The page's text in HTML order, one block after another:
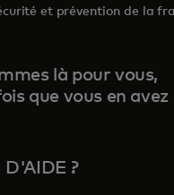
et prévention de la
là pour vous,
que vous en avez
D'AIDE ?